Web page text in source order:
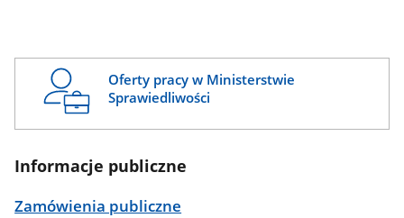
Oferty pracy w Ministerstwie
Sprawiedliwości
Informacje publiczne
Zamówienia publiczne